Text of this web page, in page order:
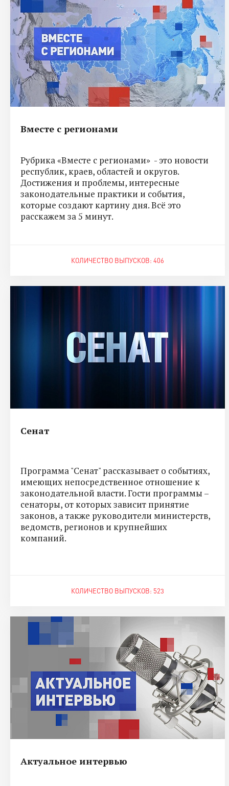
Вместе с регионами
Рубрика «Вместе с регионами» - это новости
республик, краев, областей и округов.
Достижения и проблемы, интересные
законодательные практики и события,
которые создают картину дня. Всё это
расскажем за 5 минут.
КОЛИЧЕСТВО ВЫПУСКОВ: 406
Сенат
Программа "Сенат" рассказывает о событиях,
имеющих непосредственное отношение к
законодательной власти. Гости программы –
сенаторы, от которых зависит принятие
законов, а также руководители министерств,
ведомств, регионов и крупнейших
компаний.
КОЛИЧЕСТВО ВЫПУСКОВ: 523
Актуальное интервью